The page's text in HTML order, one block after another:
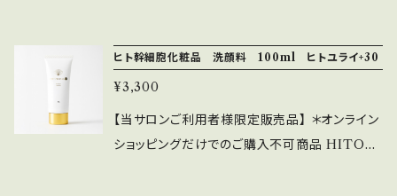
した美容成分がたっぷり配合されています。肌に
スッと馴染むテクスチャーが特徴で、潤いを与え
な成分 ・高浸透型ビタミンC誘導体（APPS） 従
来のビタミンCよりも100倍の浸透力を持ち、紫
スタイル 1回の使用量：500円玉大 顔全体にな
じませた後、さらに気になる部分に重ね付け
ける」というメイク落としの常識を覆す新発想ク
レンジング。 適量を手に取り、お顔全体に広げ、
よくメイクとなじませた後、水またはぬるま湯で
洗い流してください。お肌に異常が生じていない
ヒト幹細胞化粧品 洗顔料 100ml ヒトユライ+30
¥3,300
【当サロンご利用者様限定販売品】 ＊オンライン
ショッピングだけでのご購入不可商品 HITOY